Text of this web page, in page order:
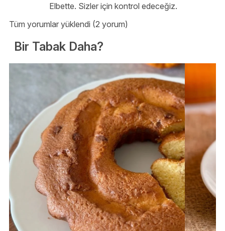
Elbette. Sizler için kontrol edeceğiz.
Tüm yorumlar yüklendi (2 yorum)
Bir Tabak Daha?